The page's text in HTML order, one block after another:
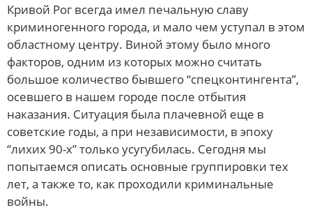
Кривой Рог всегда имел печальную славу
криминогенного города, и мало чем уступал в этом
областному центру. Виной этому было много
факторов, одним из которых можно считать
большое количество бывшего “спецконтингента”,
осевшего в нашем городе после отбытия
наказания. Ситуация была плачевной еще в
советские годы, а при независимости, в эпоху
“лихих 90-х” только усугубилась. Сегодня мы
попытаемся описать основные группировки тех
лет, а также то, как проходили криминальные
войны.